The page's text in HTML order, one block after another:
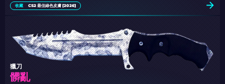
收藏 CS2 最佳綠色皮膚 [2026]
髒亂
獵刀